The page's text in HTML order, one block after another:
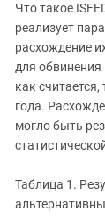
Что такое
реализует
расхождение
для обвинения
как
года.
могло быть
Таблица 1.